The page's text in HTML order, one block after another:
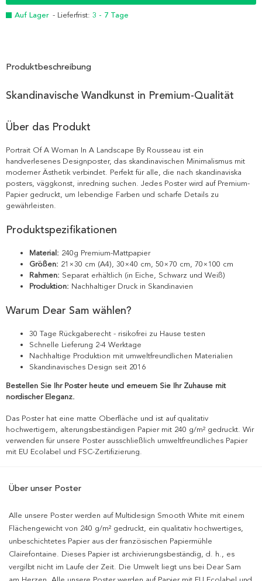
Auf Lager - Lieferfrist: 3 - 7 Tage
Produktbeschreibung
Skandinavische Wandkunst in Premium-Qualität
Über das Produkt
Portrait Of A Woman In A Landscape By Rousseau ist ein
handverlesenes Designposter, das skandinavischen Minimalismus mit
moderner Ästhetik verbindet. Perfekt für alle, die nach skandinaviska
posters, väggkonst, inredning suchen. Jedes Poster wird auf Premium-
Papier gedruckt, um lebendige Farben und scharfe Details zu
gewährleisten.
Produktspezifikationen
Material: 240g Premium-Mattpapier
Größen: 21×30 cm (A4), 30×40 cm, 50×70 cm, 70×100 cm
Rahmen: Separat erhältlich (in Eiche, Schwarz und Weiß)
Produktion: Nachhaltiger Druck in Skandinavien
Warum Dear Sam wählen?
30 Tage Rückgaberecht - risikofrei zu Hause testen
Schnelle Lieferung 2-4 Werktage
Nachhaltige Produktion mit umweltfreundlichen Materialien
Skandinavisches Design seit 2016
Bestellen Sie Ihr Poster heute und erneuern Sie Ihr Zuhause mit
nordischer Eleganz.
Das Poster hat eine matte Oberfläche und ist auf qualitativ
hochwertigem, alterungsbeständigen Papier mit 240 g/m² gedruckt. Wir
verwenden für unsere Poster ausschließlich umweltfreundliches Papier
mit EU Ecolabel und FSC-Zertifizierung.
Über unser Poster
Alle unsere Poster werden auf Multidesign Smooth White mit einem
Flächengewicht von 240 g/m² gedruckt, ein qualitativ hochwertiges,
unbeschichtetes Papier aus der französischen Papiermühle
Clairefontaine. Dieses Papier ist archivierungsbeständig, d. h., es
vergilbt nicht im Laufe der Zeit. Die Umwelt liegt uns bei Dear Sam